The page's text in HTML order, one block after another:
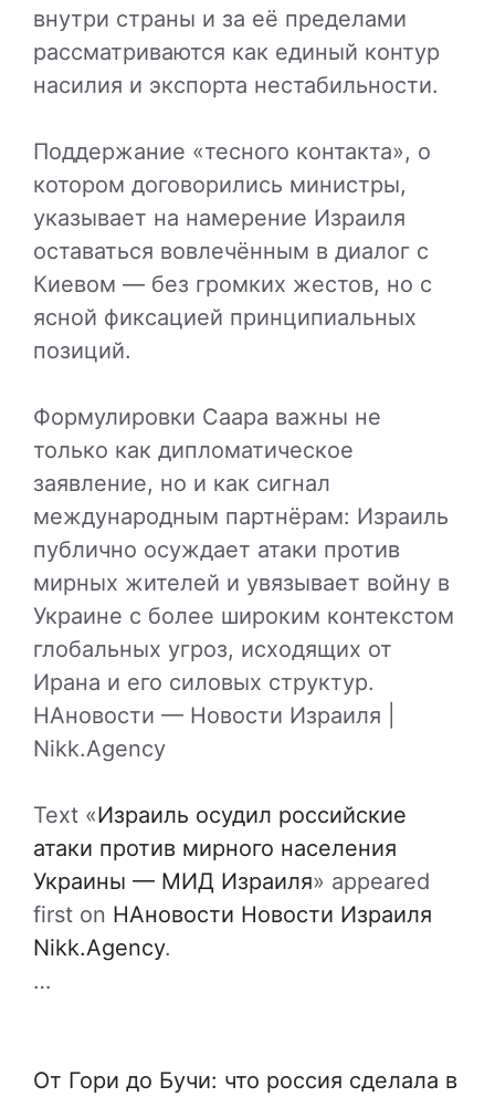
внутри страны и за её пределами
рассматриваются как единый контур
насилия и экспорта нестабильности.
Поддержание «тесного контакта», о
котором договорились министры,
указывает на намерение Израиля
оставаться вовлечённым в диалог с
Киевом — без громких жестов, но с
ясной фиксацией принципиальных
позиций.
Формулировки Саара важны не
только как дипломатическое
заявление, но и как сигнал
международным партнёрам: Израиль
публично осуждает атаки против
мирных жителей и увязывает войну в
Украине с более широким контекстом
глобальных угроз, исходящих от
Ирана и его силовых структур.
НАновости — Новости Израиля |
Nikk.Agency
Text «Израиль осудил российские
атаки против мирного населения
Украины — МИД Израиля» appeared
first on НАновости Новости Израиля
Nikk.Agency.
…
От Гори до Бучи: что россия сделала в